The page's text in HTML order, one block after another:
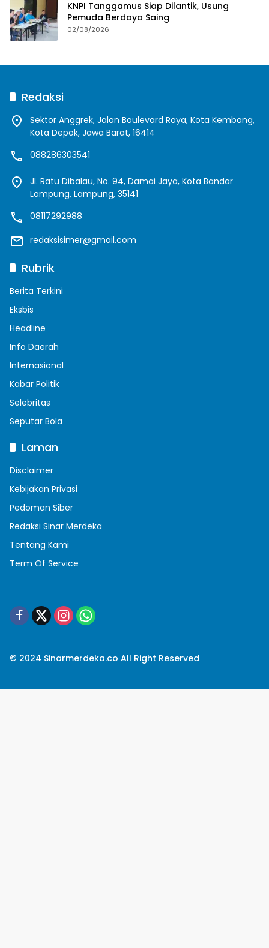
KNPI Tanggamus Siap Dilantik, Usung
Pemuda Berdaya Saing
02/08/2026
Redaksi
Sektor Anggrek, Jalan Boulevard Raya, Kota Kembang,
Kota Depok, Jawa Barat, 16414
088286303541
Jl. Ratu Dibalau, No. 94, Damai Jaya, Kota Bandar
Lampung, Lampung, 35141
08117292988
redaksisimer@gmail.com
Rubrik
Berita Terkini
Eksbis
Headline
Info Daerah
Internasional
Kabar Politik
Selebritas
Seputar Bola
Laman
Disclaimer
Kebijakan Privasi
Pedoman Siber
Redaksi Sinar Merdeka
Tentang Kami
Term Of Service
© 2024 Sinarmerdeka.co All Right Reserved